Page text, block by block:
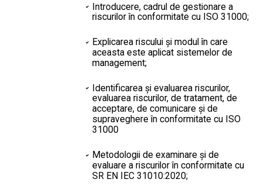
Introducere, cadrul de gestionare a
riscurilor în conformitate cu ISO 31000;
Explicarea riscului și modul în care
aceasta este aplicat sistemelor de
management;
Identificarea și evaluarea riscurilor,
evaluarea riscurilor, de tratament, de
acceptare, de comunicare și de
supraveghere în conformitate cu ISO
31000
Metodologii de examinare și de
evaluare a riscurilor în conformitate cu
SR EN IEC 31010:2020;